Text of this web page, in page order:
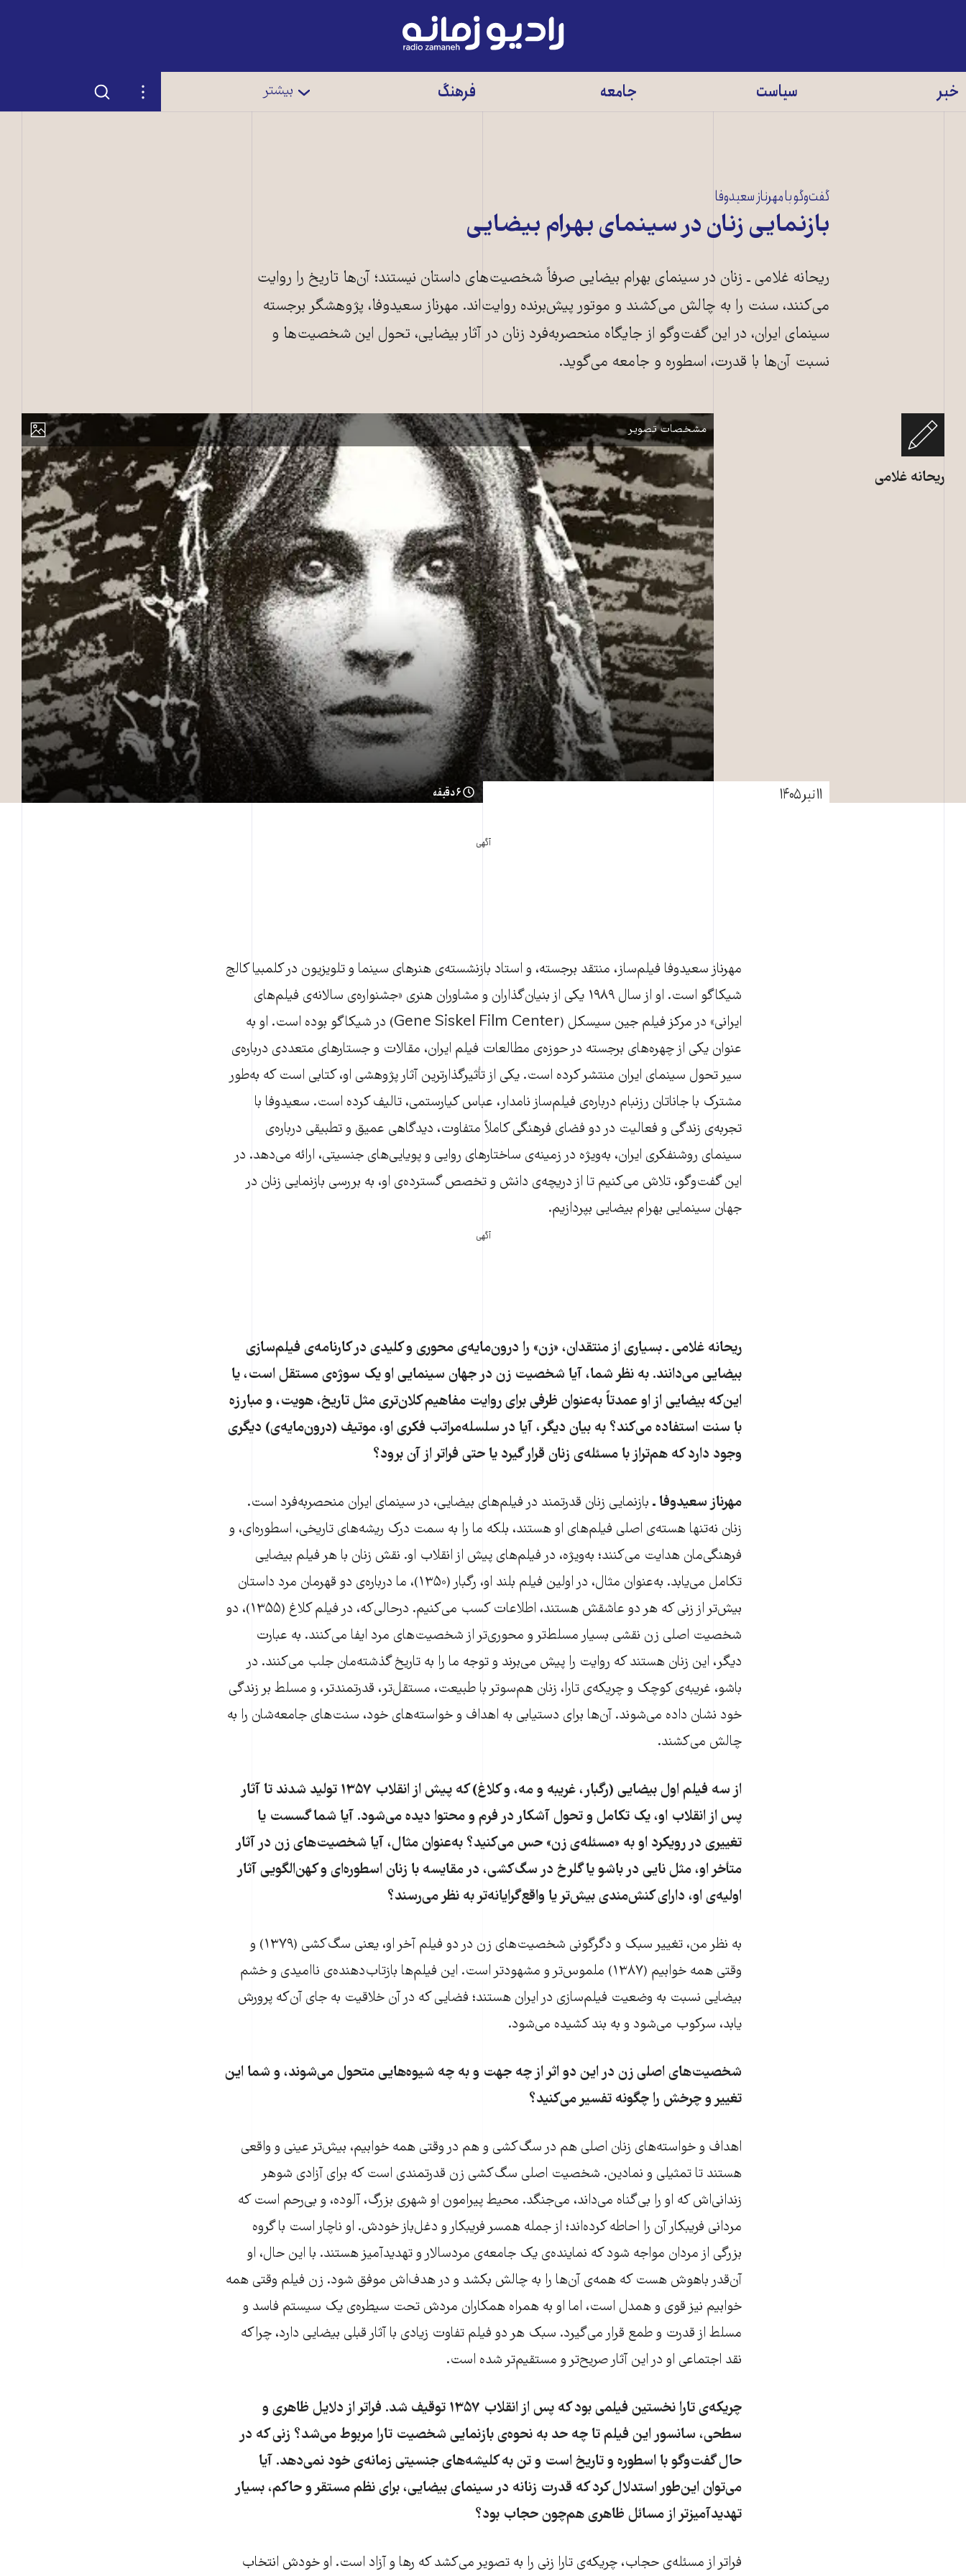
رادیو
زمانه
خبر سیاست جامعه فرهنگ بیشتر تنظیمات جستجو
گفت‌وگو با مهرناز سعیدوفا
بازنمایی زنان در سینمای بهرام بیضایی
ریحانه غلامی ـ‌ زنان در سینمای بهرام بیضایی صرفاً شخصیت‌های داستان نیستند؛ آن‌ها تاریخ را روایت
می‌کنند، سنت را به چالش می‌کشند و موتور پیش‌برنده روایت‌اند. مهرناز سعیدوفا، پژوهشگر برجسته
سینمای ایران، در این گفت‌وگو از جایگاه منحصربه‌فرد زنان در آثار بیضایی، تحول این شخصیت‌ها و
نسبت آن‌ها با قدرت، اسطوره و جامعه می‌گوید.
ریحانه غلامی
نمایش
مشخصات تصویر
۱۱ تیر ۱۴۰۵ ۶ دقیقه
آگهی
مهرناز سعیدوفا فیلم‌ساز، منتقد برجسته، و استاد بازنشسته‌ی هنرهای سینما و تلویزیون در کلمبیا کالج
شیکاگو است. او از سال ۱۹۸۹ یکی از بنیان‌گذاران و مشاوران هنری «جشنواره‌ی سالانه‌ی فیلم‌های
ایرانی» در مرکز فیلم جین سیسکل (Gene Siskel Film Center) در شیکاگو بوده است. او به
عنوان یکی از چهره‌های برجسته در حوزه‌ی مطالعات فیلم ایران، مقالات و جستارهای متعددی درباره‌ی
سیر تحول سینمای ایران منتشر کرده است. یکی از تأثیرگذارترین آثار پژوهشی او، کتابی است که به‌طور
مشترک با جاناتان رزنبام درباره‌ی فیلم‌ساز نامدار، عباس کیارستمی، تالیف کرده است. سعیدوفا با
تجربه‌ی زندگی و فعالیت در دو فضای فرهنگی کاملاً متفاوت، دیدگاهی عمیق و تطبیقی درباره‌ی
سینمای روشنفکری ایران، به‌ویژه در زمینه‌ی ساختارهای روایی و پویایی‌های جنسیتی، ارائه می‌دهد. در
این گفت‌وگو، تلاش می‌کنیم تا از دریچه‌ی دانش و تخصص گسترده‌ی او، به بررسی بازنمایی زنان در
جهان سینمایی بهرام بیضایی بپردازیم.
آگهی
ریحانه غلامی ـ بسیاری از منتقدان، «زن» را درون‌مایه‌ی محوری و کلیدی در کارنامه‌ی فیلم‌سازی
بیضایی می‌دانند. به نظر شما، آیا شخصیت زن در جهان سینمایی او یک سوژه‌ی مستقل است، یا
این‌که بیضایی از او عمدتاً به‌عنوان ظرفی برای روایت مفاهیم کلان‌تری مثل تاریخ، هویت، و مبارزه
با سنت استفاده می‌کند؟ به بیان دیگر، آیا در سلسله‌مراتب فکری او، موتیف (درون‌مایه‌ی) دیگری
وجود دارد که هم‌تراز با مسئله‌ی زنان قرار گیرد یا حتی فراتر از آن برود؟
مهرناز سعیدوفا ـ بازنمایی زنان قدرتمند در فیلم‌های بیضایی، در سینمای ایران منحصربه‌فرد است.
زنان نه‌تنها هسته‌ی اصلی فیلم‌های او هستند، بلکه ما را به سمت درک ریشه‌های تاریخی، اسطوره‌ای، و
فرهنگی‌مان هدایت می‌کنند؛ به‌ویژه، در فیلم‌های پیش از انقلاب او. نقش زنان با هر فیلم بیضایی
تکامل می‌یابد. به‌عنوان مثال، در اولین فیلم بلند او، رگبار (۱۳۵۰)، ما درباره‌ی دو قهرمان مرد داستان
بیش‌تر از زنی که هر دو عاشقش هستند، اطلاعات کسب می‌کنیم. در‌حالی‌که، در فیلم کلاغ (۱۳۵۵)، دو
شخصیت اصلی زن نقشی بسیار مسلط‌تر و محوری‌تر از شخصیت‌های مرد ایفا می‌کنند. به عبارت
دیگر، این زنان هستند که روایت را پیش می‌برند و توجه ما را به تاریخ گذشته‌مان جلب می‌کنند. در
باشو، غریبه‌ی کوچک و چریکه‌ی تارا، زنان هم‌سوتر با طبیعت، مستقل‌تر، قدرتمندتر، و مسلط بر زندگی
خود نشان داده می‌شوند. آن‌ها برای دستیابی به اهداف و خواسته‌های خود، سنت‌های جامعه‌شان را به
چالش می‌کشند.
از سه فیلم اول بیضایی (رگبار،غریبه و مه، وکلاغ
) که پیش از انقلاب ۱۳۵۷ تولید شدند تا آثار
پس از انقلاب او، یک تکامل و تحول آشکار در فرم و محتوا دیده می‌شود. آیا شما گسست یا
تغییری در رویکرد او به «مسئله‌ی زن» حس می‌کنید؟ به‌عنوان مثال، آیا شخصیت‌های زن در آثار
متأخر او، مثل نایی درباشویا گلرخ درسگ‌کشی، در مقایسه با زنان اسطوره‌ای و کهن‌الگویی آثار
اولیه‌ی او، دارای کنش‌مندی بیش‌تر یا واقع‌گرایانه‌تر به نظر می‌رسند؟
به نظر من، تغییر سبک و دگرگونی شخصیت‌های زن در دو فیلم آخر او، یعنی سگ‌کشی (۱۳۷۹) و
وقتی همه خوابیم (۱۳۸۷) ملموس‌تر و مشهودتر است. این فیلم‌ها بازتاب‌دهنده‌ی ناامیدی و خشم
بیضایی نسبت به وضعیت فیلم‌سازی در ایران هستند؛ فضایی که در آن خلاقیت به جای آن‌که پرورش
یابد، سرکوب می‌شود و به بند کشیده می‌شود.
شخصیت‌های اصلی زن در این دو اثر از چه جهت و به چه شیوه‌هایی متحول می‌شوند، و شما این
تغییر و چرخش را چگونه تفسیر می‌کنید؟
اهداف و خواسته‌های زنان اصلی هم در سگ‌کشی و هم در وقتی همه خوابیم، بیش‌تر عینی و واقعی
هستند تا تمثیلی و نمادین. شخصیت اصلی سگ‌کشی زن قدرتمندی است که برای آزادی شوهر
زندانی‌اش که او را بی‌گناه می‌داند، می‌جنگد. محیط پیرامون او شهری بزرگ، آلوده، و بی‌رحم است که
مردانی فریبکار آن را احاطه کرده‌اند؛ از جمله همسر فریبکار و دغل‌باز خودش. او ناچار است با گروه
بزرگی از مردان مواجه شود که نماینده‌ی یک جامعه‌ی مردسالار و تهدیدآمیز هستند. با این حال، او
آن‌قدر باهوش هست که همه‌ی آن‌ها را به چالش بکشد و در هدف‌اش موفق شود. زن فیلم وقتی همه
خوابیم نیز قوی و همدل است، اما او به همراه همکاران مردش تحت سیطره‌ی یک سیستم فاسد و
مسلط از قدرت و طمع قرار می‌گیرد. سبک هر دو فیلم تفاوت زیادی با آثار قبلی بیضایی دارد، چراکه
نقد اجتماعی او در این آثار صریح‌تر و مستقیم‌تر شده است.
چریکه‌ی تارا
نخستین فیلمی بود که پس از انقلاب ۱۳۵۷ توقیف شد. فراتر از دلایل ظاهری و
سطحی، سانسور این فیلم تا چه حد به نحوه‌ی بازنمایی شخصیت تارا مربوط می‌شد؟ زنی که در
حال گفت‌وگو با اسطوره و تاریخ است و تن به کلیشه‌های جنسیتی زمانه‌ی خود نمی‌دهد. آیا
می‌توان این‌طور استدلال کرد که قدرت زنانه در سینمای بیضایی، برای نظم مستقر و حاکم، بسیار
تهدیدآمیزتر از مسائل ظاهری هم‌چون حجاب بود؟
فراتر از مسئله‌ی حجاب، چریکه‌ی تارا زنی را به تصویر می‌کشد که رها و آزاد است. او خودش انتخاب